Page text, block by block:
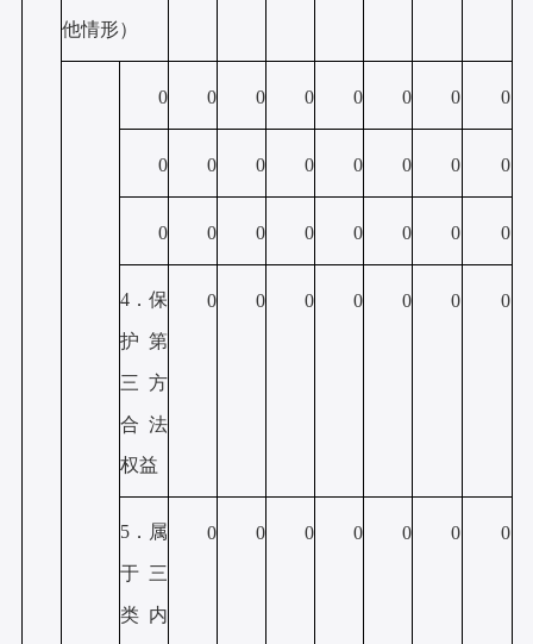
他情形）
0 0 0 0 0 0 0 0
0 0 0 0 0 0 0 0
0 0 0 0 0 0 0 0
4．保
护第
三方
合法
权益
0 0 0 0 0 0 0
5．属
于三
类内
0 0 0 0 0 0 0